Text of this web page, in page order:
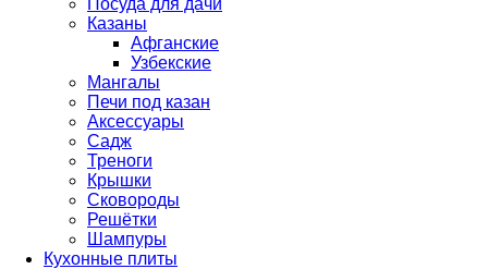
Посуда для дачи
Казаны
Афганские
Узбекские
Мангалы
Печи под казан
Аксессуары
Садж
Треноги
Крышки
Сковороды
Решётки
Шампуры
Кухонные плиты